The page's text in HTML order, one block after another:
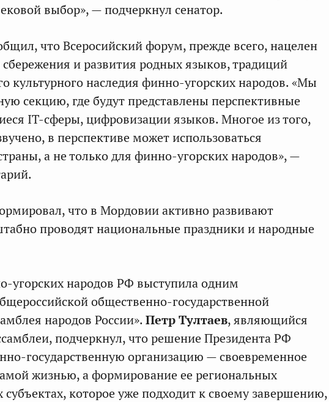
выбор», — подчеркнул сенатор.
что Всеросийский форум, прежде всего, нацелен
сбережения и развития родных языков, традиций
культурного наследия финно-угорских народов. «Мы
секцию, где будут представлены перспективные
IT-сферы, цифровизации языков. Многое из того,
в перспективе может использоваться
а не только для финно-угорских народов», —
что в Мордовии активно развивают
проводят национальные праздники и народные
угорских народов РФ выступила одним
общественно-государственной
народов России».Петр Тултаев, являющийся
подчеркнул, что решение Президента РФ
государственную организацию — своевременное
жизнью, а формирование ее региональных
субъектах, которое уже подходит к своему завершению,